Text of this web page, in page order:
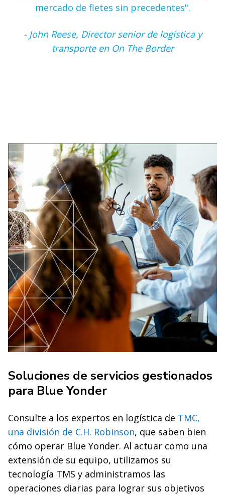
mercado de fletes sin precedentes".
- John Reese, Director senior de logística y
transporte en On The Border
Soluciones de servicios gestionados
para Blue Yonder
Consulte a los expertos en logística de TMC,
una división de C.H. Robinson, que saben bien
cómo operar Blue Yonder. Al actuar como una
extensión de su equipo, utilizamos su
tecnología TMS y administramos las
operaciones diarias para lograr sus objetivos